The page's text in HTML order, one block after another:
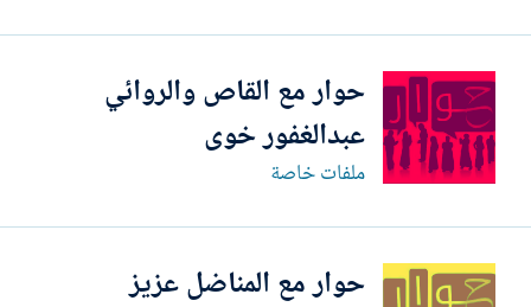
X8Adl0xMySjlaNYvlNADmfxLDyl
YzCpJGUQ8bxjzDrbIzkQxWOXpRp
5qzT6XnzadsKxSq8uANWHfWEoR
_=-]K-R']اعتماد سلام في برنامج...
حوار مع القاص والروائي
عبدالغفور خوى
ملفات خاصة
حوار مع المناضل عزيز